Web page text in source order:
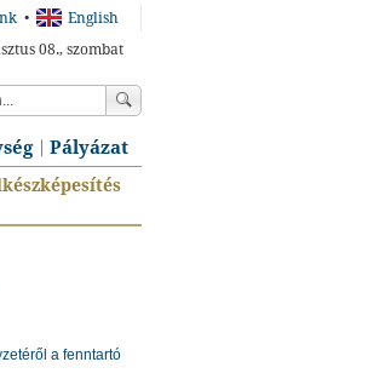
•
English
08., szombat
Pályázat
a fenntartó